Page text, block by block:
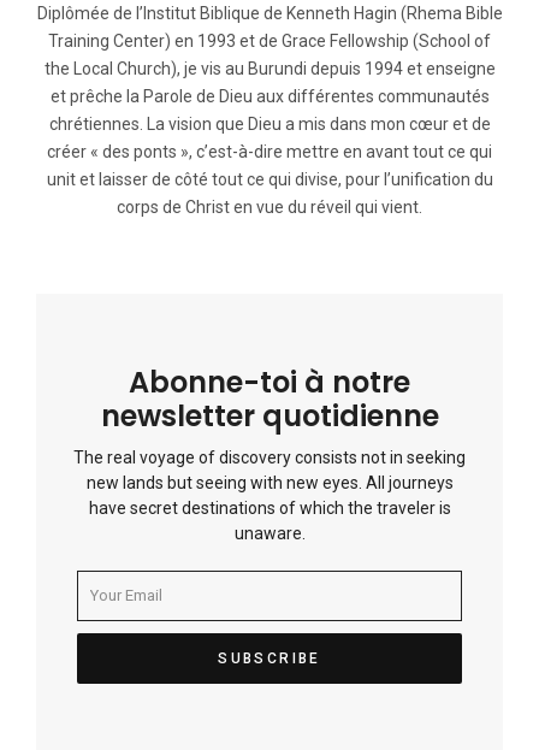
Diplômée de l’Institut Biblique de Kenneth Hagin (Rhema Bible
Training Center) en 1993 et de Grace Fellowship (School of
the Local Church), je vis au Burundi depuis 1994 et enseigne
et prêche la Parole de Dieu aux différentes communautés
chrétiennes. La vision que Dieu a mis dans mon cœur et de
créer « des ponts », c’est-à-dire mettre en avant tout ce qui
unit et laisser de côté tout ce qui divise, pour l’unification du
corps de Christ en vue du réveil qui vient.
Abonne-toi à notre
newsletter quotidienne
The real voyage of discovery consists not in seeking
new lands but seeing with new eyes. All journeys
have secret destinations of which the traveler is
unaware.